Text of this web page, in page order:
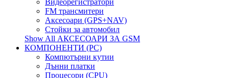
Видеорегистратори
FM трансмитери
Аксесоари (GPS+NAV)
Стойки за автомобил
Show All АКСЕСОАРИ ЗА GSM
КОМПОНЕНТИ (PC)
Компютърни кутии
Дънни платки
Процесори (CPU)